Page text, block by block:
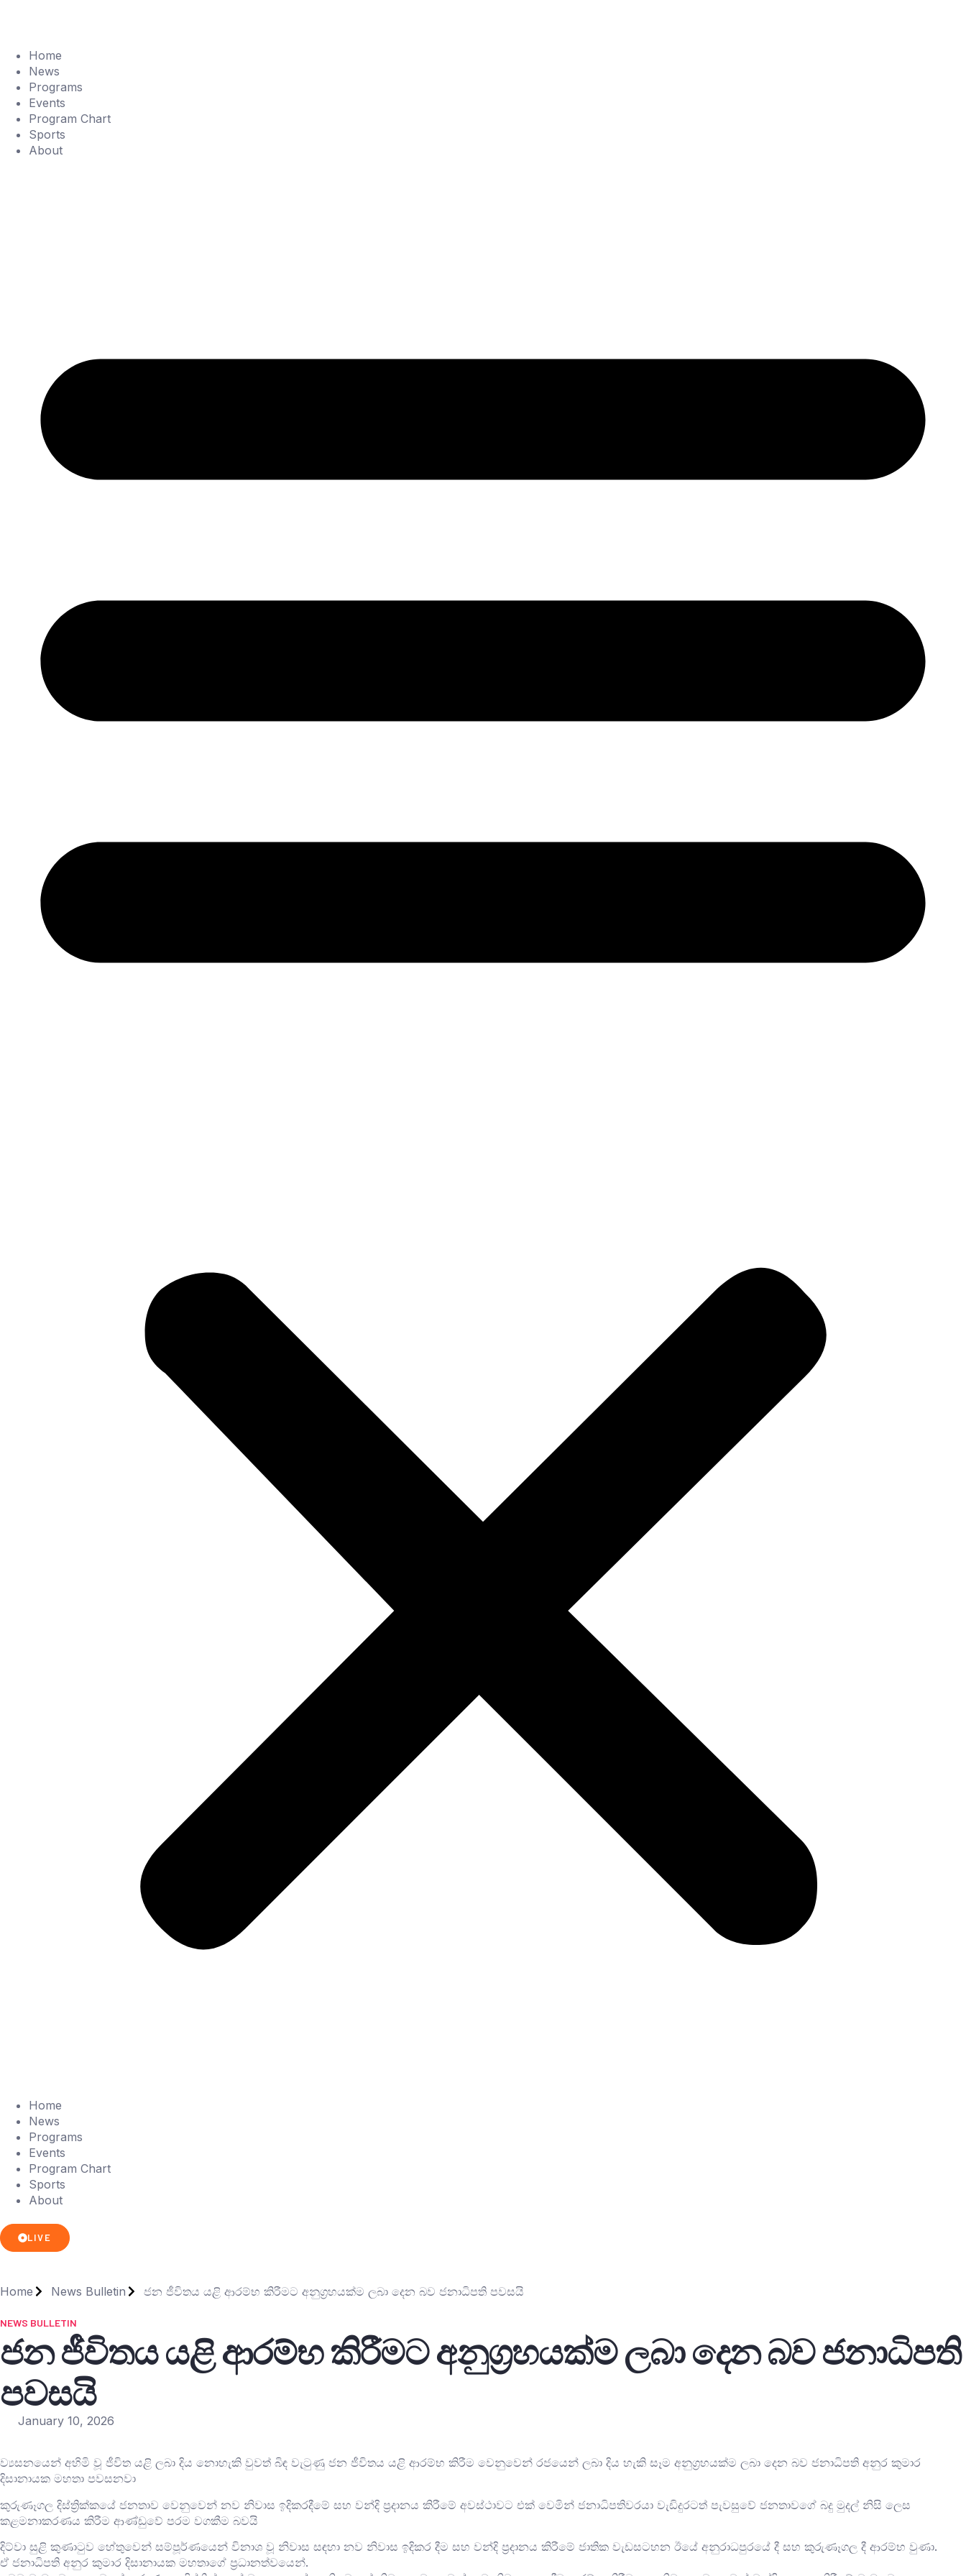
Home
News
Programs
Events
Program Chart
Sports
About
Home
News
Programs
Events
Program Chart
Sports
About
LIVE
Home News Bulletin ජන ජීවිතය යළි ආරම්භ කිරීමට අනුග්‍රහයක්ම ලබා දෙන බව ජනාධිපති පවසයි
NEWS BULLETIN
ජන ජීවිතය යළි ආරම්භ කිරීමට අනුග්‍රහයක්ම ලබා දෙන බව ජනාධිපති
පවසයි
January 10, 2026
ව්‍යසනයෙන් අහිමි වූ ජීවිත යළි ලබා දිය නොහැකි වුවත් බිඳ වැටුණු ජන ජීවිතය යළි ආරම්භ කිරීම වෙනුවෙන් රජයෙන් ලබා දිය හැකි සෑම අනුග්‍රහයක්ම ලබා දෙන බව ජනාධිපති අනුර කුමාර
දිසානායක මහතා පවසනවා
කුරුණෑගල දිස්ත්‍රික්කයේ ජනතාව වෙනුවෙන් නව නිවාස ඉදිකරදීමේ සහ වන්දි ප්‍රදානය කිරීමේ අවස්ථාවට එක් වෙමින් ජනාධිපතිවරයා වැඩිදුරටත් පැවසුවේ ජනතාවගේ බදු මුදල් නිසි ලෙස
කළමනාකරණය කිරීම ආණ්ඩුවේ පරම වගකීම බවයි
දිට්වා සුළි කුණාටුව හේතුවෙන් සම්පූර්ණයෙන් විනාශ වූ නිවාස සඳහා නව නිවාස ඉදිකර දීම සහ වන්දි ප්‍රදානය කිරීමේ ජාතික වැඩසටහන ඊයේ අනුරාධපුරයේ දී සහ කුරුණෑගල දී ආරම්භ වුණා.
ඒ ජනාධිපති අනුර කුමාර දිසානායක මහතාගේ ප්‍රධානත්වයෙන්.